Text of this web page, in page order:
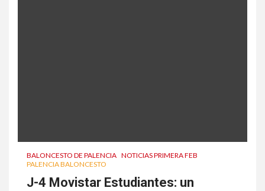
BALONCESTO DE PALENCIA NOTICIAS PRIMERA FEB
PALENCIA BALONCESTO
J-4 Movistar Estudiantes: un